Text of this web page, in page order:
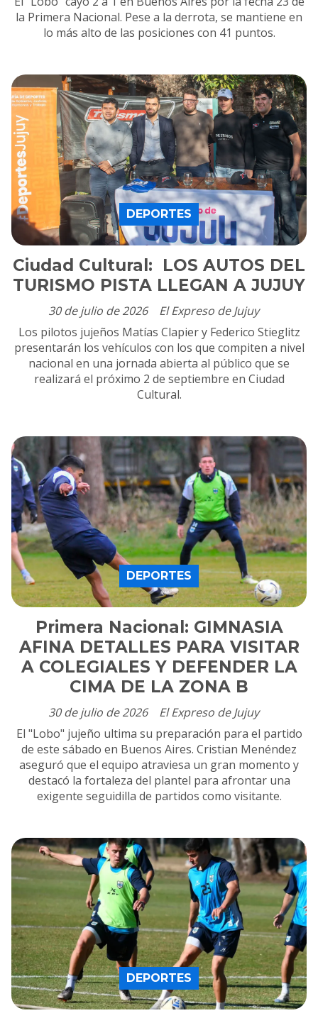
la Primera Nacional. Pese a la derrota, se mantiene en
lo más alto de las posiciones con 41 puntos.
Ciudad Cultural: LOS AUTOS DEL
TURISMO PISTA LLEGAN A JUJUY
El Expreso de Jujuy
DEPORTES
30 de julio de 2026
Los pilotos jujeños Matías Clapier y Federico Stieglitz
presentarán los vehículos con los que compiten a nivel
nacional en una jornada abierta al público que se
realizará el próximo 2 de septiembre en Ciudad
Cultural.
Primera Nacional: GIMNASIA
AFINA DETALLES PARA VISITAR
A COLEGIALES Y DEFENDER LA
CIMA DE LA ZONA B
El Expreso de Jujuy
DEPORTES
30 de julio de 2026
El "Lobo" jujeño ultima su preparación para el partido
de este sábado en Buenos Aires. Cristian Menéndez
aseguró que el equipo atraviesa un gran momento y
destacó la fortaleza del plantel para afrontar una
exigente seguidilla de partidos como visitante.
DEPORTES